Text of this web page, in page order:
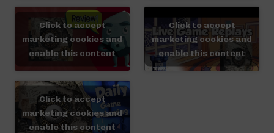
Click to accept
marketing cookies and
enable this content
Click to accept
marketing cookies and
enable this content
Click to accept
marketing cookies and
enable this content